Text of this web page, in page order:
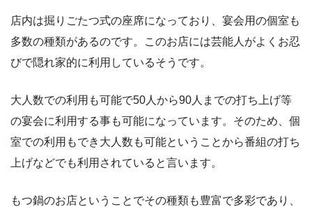
店内は掘りごたつ式の座席になっており、宴会用の個室も
多数の種類があるのです。このお店には芸能人がよくお忍
びで隠れ家的に利用しているそうです。
大人数での利用も可能で50人から90人までの打ち上げ等
の宴会に利用する事も可能になっています。そのため、個
室での利用もでき大人数も可能ということから番組の打ち
上げなどでも利用されていると言います。
もつ鍋のお店ということでその種類も豊富で多彩であり、